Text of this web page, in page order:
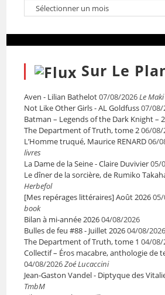
Sur Le
Aven - Lilian Bathelot07/08/2026Le Maki
Not Like Other Girls - AL Goldfuss07/08/
Batman – Legends of the Dark Knight – 2
The Department of Truth, tome 206/08/
L’Homme truqué, Maurice RENARD06/
livres
La Dame de la Seine - Claire Duvivier05/
Le dîner de la sorcière, de Rumiko
Herbefol
[Mes repérages littéraires] Août 2026
book
Bilan à mi-année 202604/08/2026
Bulles de feu #88 - Juillet 202604/08/2026
The Department of Truth, tome 1 04/08/
Collectif – Éros macabre, anthologie de
04/08/2026Zoé Lucaccini
Jean-Gaston Vandel - Diptyque des
TmbM